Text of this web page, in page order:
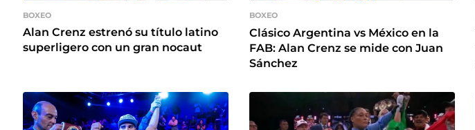
BOXEO
Alan Crenz estrenó su título latino
superligero con un gran nocaut
BOXEO
Clásico Argentina vs México en la
FAB: Alan Crenz se mide con Juan
Sánchez